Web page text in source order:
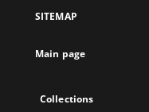
SITEMAP
Main page
Collections